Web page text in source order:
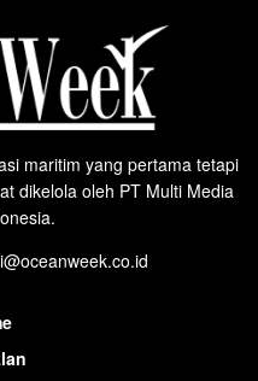
maritim yang pertama tetapi
dikelola oleh PT Multi Media